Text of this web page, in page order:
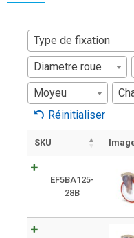
Type de fixation
Diametre roue
Moyeu
Réinitialiser
SKU
EF5BA125-
28B